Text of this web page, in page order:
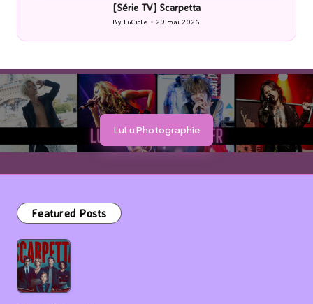
[Série TV] Scarpetta
Posted
by
By LuCioLe 29 mai 2026
LuLu Photographie
Featured Posts